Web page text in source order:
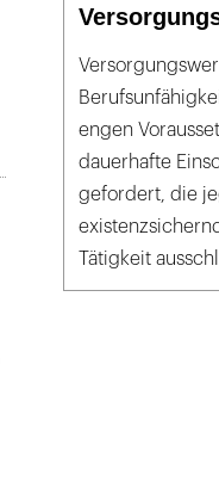
engen
dauerhafte
gefordert, die
Tätigkeit